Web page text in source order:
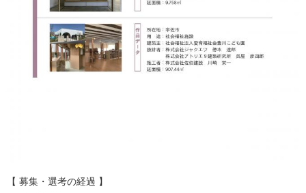
【 募集・選考の経過 】